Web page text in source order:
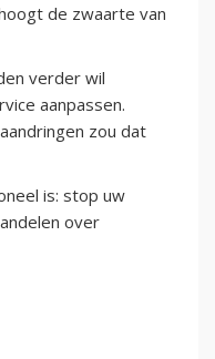
de zwaarte van
verder wil
aanpassen.
zou dat
is: stop uw
over